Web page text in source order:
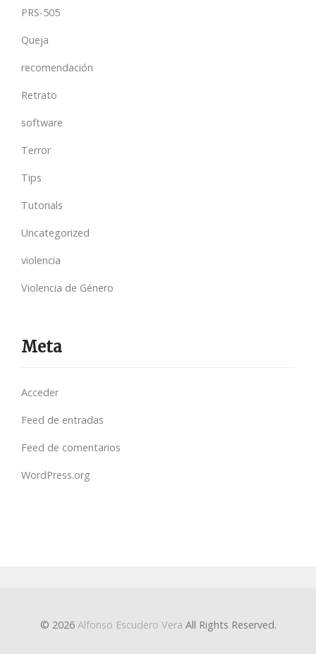
PRS-505
Queja
recomendación
Retrato
software
Terror
Tips
Tutorials
Uncategorized
violencia
Violencia de Género
Meta
Acceder
Feed de entradas
Feed de comentarios
WordPress.org
© 2026 Alfonso Escudero Vera All Rights Reserved.